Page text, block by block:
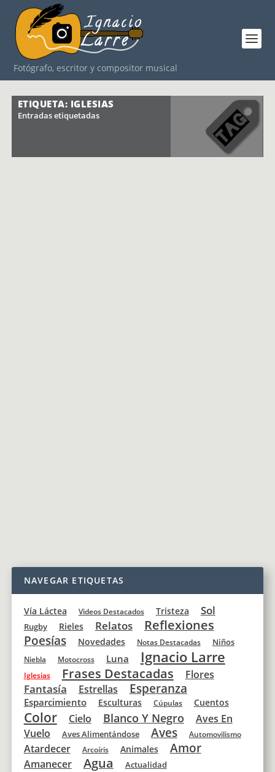
Fotógrafo, escritor y compositor musical
ETIQUETA: IGLESIAS
Entradas etiquetadas
NAVEGAR ETIQUETAS
Vía Láctea Videos Destacados Tristeza Sol
Rugby Rieles Relatos
Reflexiones
Poesías
Novedades Notas Destacadas Niños
Niebla Motocross Luna Ignacio Larre
Iglesias Frases Destacadas Flores
Fantasía Estrellas Esperanza
Esparcimiento Esculturas Cúpulas Cuentos
Color Cielo Blanco Y Negro
Aves En
Vuelo
Aves Alimentándose Aves Automovilismo
Atardecer Arcoíris Animales Amor
Amanecer Agua Actualidad